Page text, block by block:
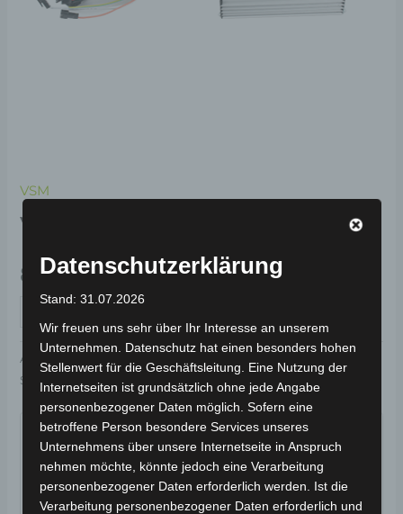
VSM
VSM CONTROLLER
89,00€ *
Artikelnummer:
Schlagwort:
Elektrik & Beleuchtung
Garantiert sicherer Checkout
Datenschutzerklärung
Stand: 31.07.2026
Wir freuen uns sehr über Ihr Interesse an unserem
Unternehmen. Datenschutz hat einen besonders hohen
Stellenwert für die Geschäftsleitung. Eine Nutzung der
Internetseiten ist grundsätzlich ohne jede Angabe
personenbezogener Daten möglich. Sofern eine
betroffene Person besondere Services unseres
Unternehmens über unsere Internetseite in Anspruch
nehmen möchte, könnte jedoch eine Verarbeitung
personenbezogener Daten erforderlich werden. Ist die
Verarbeitung personenbezogener Daten erforderlich und